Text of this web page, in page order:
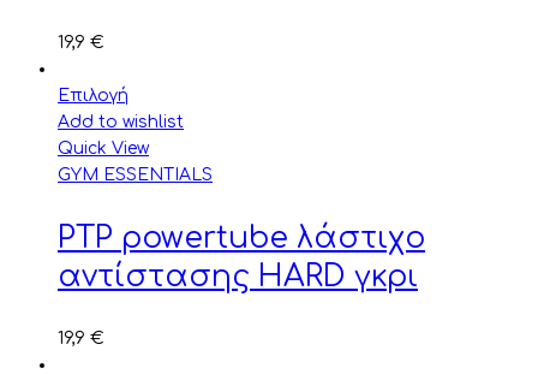
19,9 €
Επιλογή
Add to wishlist
Quick View
GYM ESSENTIALS
PTP powertube λάστιχο
αντίστασης HARD γκρι
19,9 €